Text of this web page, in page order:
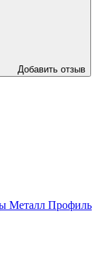
Добавить отзыв
Металл Профиль